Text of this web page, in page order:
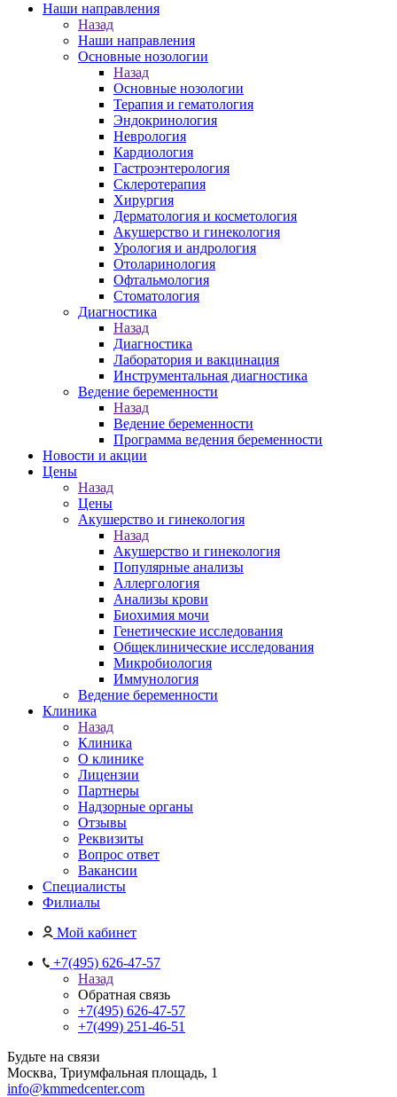
Наши направления
Назад
Наши направления
Основные нозологии
Назад
Основные нозологии
Терапия и гематология
Эндокринология
Неврология
Кардиология
Гастроэнтерология
Склеротерапия
Хирургия
Дерматология и косметология
Акушерство и гинекология
Урология и андрология
Отоларинология
Офтальмология
Стоматология
Диагностика
Назад
Диагностика
Лаборатория и вакцинация
Инструментальная диагностика
Ведение беременности
Назад
Ведение беременности
Программа ведения беременности
Новости и акции
Цены
Назад
Цены
Акушерство и гинекология
Назад
Акушерство и гинекология
Популярные анализы
Аллергология
Анализы крови
Биохимия мочи
Генетические исследования
Общеклинические исследования
Микробиология
Иммунология
Ведение беременности
Клиника
Назад
Клиника
О клинике
Лицензии
Партнеры
Надзорные органы
Отзывы
Реквизиты
Вопрос ответ
Вакансии
Специалисты
Филиалы
Мой кабинет
+7(495) 626-47-57
Назад
Обратная связь
+7(495) 626-47-57
+7(499) 251-46-51
Будьте на связи
Москва, Триумфальная площадь, 1
info@kmmedcenter.com